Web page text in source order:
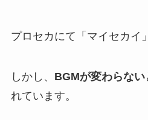
プロセカにて「マイセカイ
しかし、 BGMが変わらない
れています。